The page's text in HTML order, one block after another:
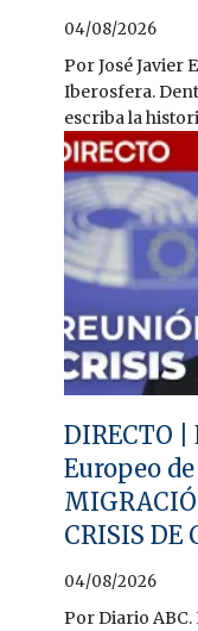
04/08/2026
Por José Javier
Iberosfera.
escriba la
DIRECTO |
Europeo
CRISIS DE
04/08/2026
Por Diario